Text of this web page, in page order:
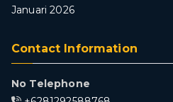
Januari 2026
Contact Information
No Telephone